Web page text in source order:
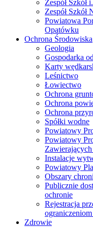
Zespół Szkół
Zespół
Powiatowa
Opatówku
Ochrona Środowiska
Geologia
Gospodarka
Karty
Leśnictwo
Łowiectwo
Ochrona
Ochrona
Ochrona
Spółki wodne
Powiatowy
Powiatowy
Instalacje
Powiatowy
Obszary
Publicznie
ochronie
Rejestracja
Zdrowie